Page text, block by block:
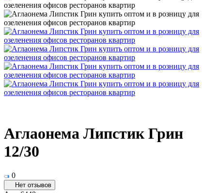
Аглаонема Липстик Грин
12/30
0
Нет отзывов